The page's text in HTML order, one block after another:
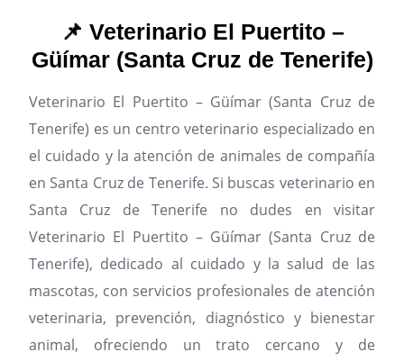
📌 Veterinario El Puertito –
Güímar (Santa Cruz de Tenerife)
Veterinario El Puertito – Güímar (Santa Cruz de
Tenerife) es un centro veterinario especializado en
el cuidado y la atención de animales de compañía
en Santa Cruz de Tenerife. Si buscas veterinario en
Santa Cruz de Tenerife no dudes en visitar
Veterinario El Puertito – Güímar (Santa Cruz de
Tenerife), dedicado al cuidado y la salud de las
mascotas, con servicios profesionales de atención
veterinaria, prevención, diagnóstico y bienestar
animal, ofreciendo un trato cercano y de